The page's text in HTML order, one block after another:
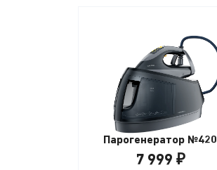
Парогенератор №420
7 999 ₽